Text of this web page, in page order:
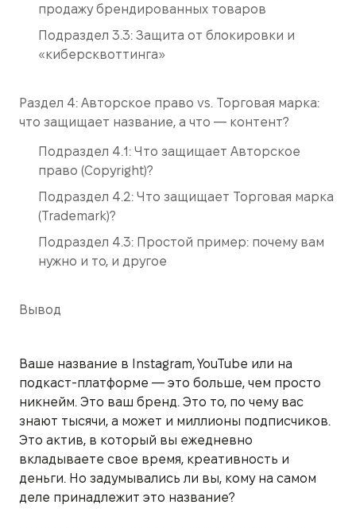
продажу брендированных товаров
Подраздел 3.3: Защита от блокировки и
«киберсквоттинга»
Раздел 4: Авторское право vs. Торговая марка:
что защищает название, а что — контент?
Подраздел 4.1: Что защищает Авторское
право (Copyright)?
Подраздел 4.2: Что защищает Торговая марка
(Trademark)?
Подраздел 4.3: Простой пример: почему вам
нужно и то, и другое
Вывод
Ваше название в Instagram, YouTube или на
подкаст-платформе — это больше, чем просто
никнейм. Это ваш бренд. Это то, по чему вас
знают тысячи, а может и миллионы подписчиков.
Это актив, в который вы ежедневно
вкладываете свое время, креативность и
деньги. Но задумывались ли вы, кому на самом
деле принадлежит это название?